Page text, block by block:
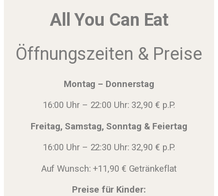
All You Can Eat
Öffnungszeiten & Preise
Montag – Donnerstag
16:00 Uhr – 22:00 Uhr: 32,90 € p.P.
Freitag, Samstag, Sonntag & Feiertag
16:00 Uhr – 22:30 Uhr: 32,90 € p.P.
Auf Wunsch: +11,90 € Getränkeflat
Preise für Kinder: